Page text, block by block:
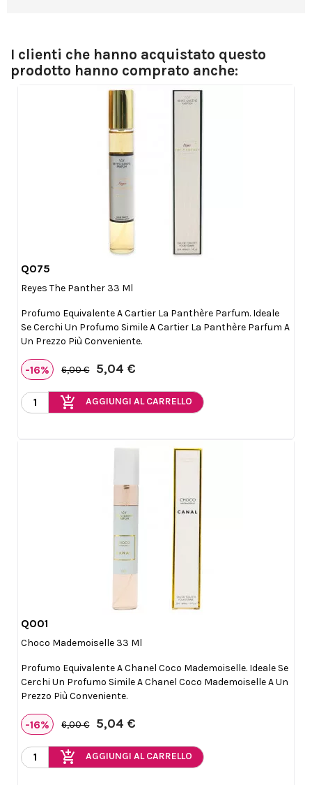
I clienti che hanno acquistato questo
prodotto hanno comprato anche:
Q075
Reyes The Panther 33 Ml
Profumo Equivalente A Cartier La Panthère Parfum. Ideale
Se Cerchi Un Profumo Simile A Cartier La Panthère Parfum A
Un Prezzo Più Conveniente.
-16% 6,00 € 5,04 €
add_shopping_cart AGGIUNGI AL CARRELLO
Q001
Choco Mademoiselle 33 Ml
Profumo Equivalente A Chanel Coco Mademoiselle. Ideale Se
Cerchi Un Profumo Simile A Chanel Coco Mademoiselle A Un
Prezzo Più Conveniente.
-16% 6,00 € 5,04 €
add_shopping_cart AGGIUNGI AL CARRELLO